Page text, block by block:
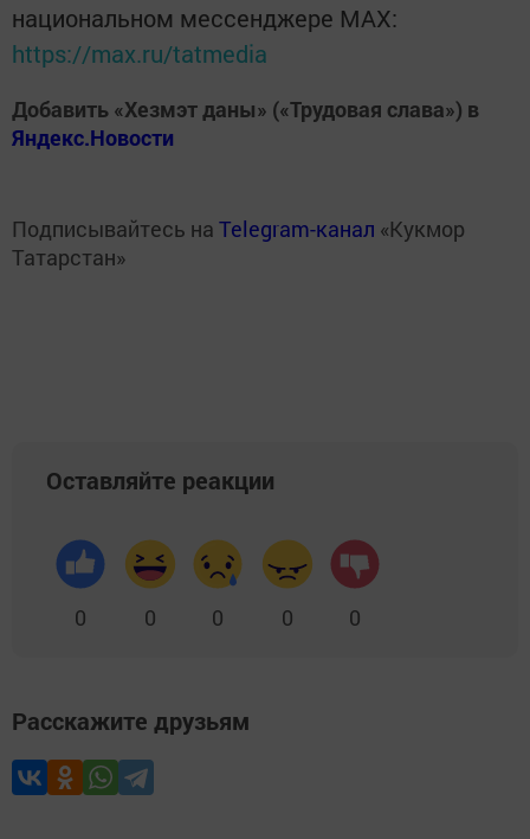
национальном мессенджере MАХ:
https://max.ru/tatmedia
Добавить «Хезмэт даны» («Трудовая слава») в
Яндекс.Новости
Подписывайтесь на Telegram-канал «Кукмор
Татарстан»
Оставляйте реакции
0 0 0 0 0
Расскажите друзьям